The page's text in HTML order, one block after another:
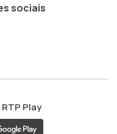
sociais
ao
RTP Play